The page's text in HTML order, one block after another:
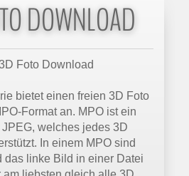
DOWNLOAD
bietet einen freien 3D Foto
Format an. MPO ist ein
welches jedes 3D
In einem MPO sind
das linke Bild in einer Datei